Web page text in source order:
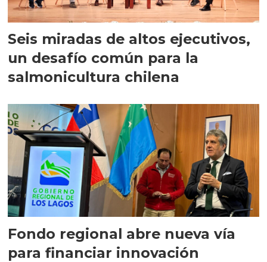
Seis miradas de altos ejecutivos,
un desafío común para la
salmonicultura chilena
Fondo regional abre nueva vía
para financiar innovación